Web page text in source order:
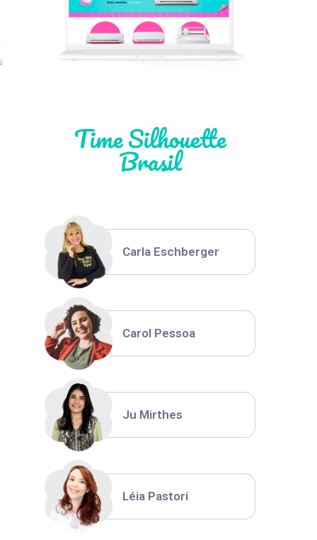
Time Silhouette
Brasil
Léia Pastori
Thiara Ney
Carla Eschberger
Carol Pessoa
Ju Mirthes
Léia Pastori